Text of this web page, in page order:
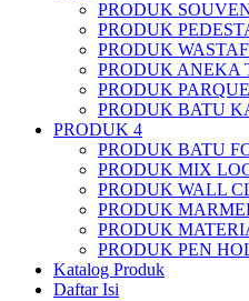
PRODUK
PRODUK
PRODUK
PRODUK ANEKA
PRODUK
PRODUK BATU
PRODUK 4
PRODUK BATU
PRODUK MIX
PRODUK WALL
PRODUK
PRODUK
PRODUK PEN
Katalog Produk
Daftar Isi